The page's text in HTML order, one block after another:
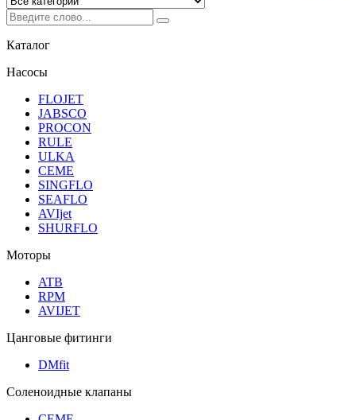
Каталог
Насосы
FLOJET
JABSCO
PROCON
RULE
ULKA
CEME
SINGFLO
SEAFLO
AVIjet
SHURFLO
Моторы
ATB
RPM
AVIJET
Цанговые фитинги
DMfit
Соленоидные клапаны